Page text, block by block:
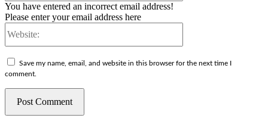
You have entered an incorrect email address!
Please enter your email address here
Save my name, email, and website in this browser for the next time I
comment.